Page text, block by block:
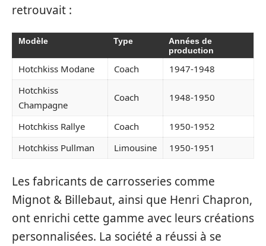
retrouvait :
Modèle Type
Années de
production
Hotchkiss Modane Coach
1947-1948
Hotchkiss
Champagne
Coach 1948-1950
Hotchkiss Rallye Coach
1950-1952
Hotchkiss Pullman
Limousine 1950-1951
Les fabricants de carrosseries comme
Mignot & Billebaut, ainsi que Henri Chapron,
ont enrichi cette gamme avec leurs créations
personnalisées. La société a réussi à se